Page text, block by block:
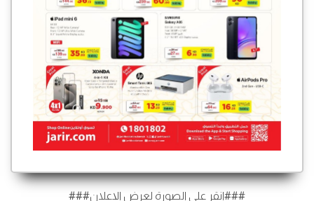
###انقر على الصورة لعرض الإعلان###